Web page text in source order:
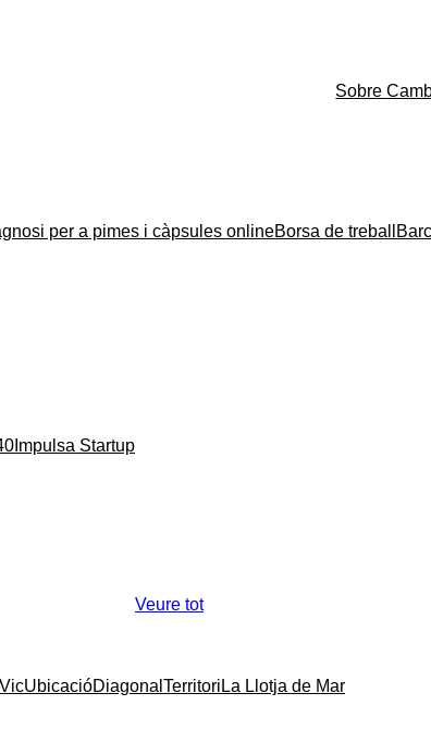
Sobre
per a pimes i càpsules onlineBorsa de treball
Impulsa Startup
Veure tot
UbicacióDiagonal TerritoriLa Llotja de Mar